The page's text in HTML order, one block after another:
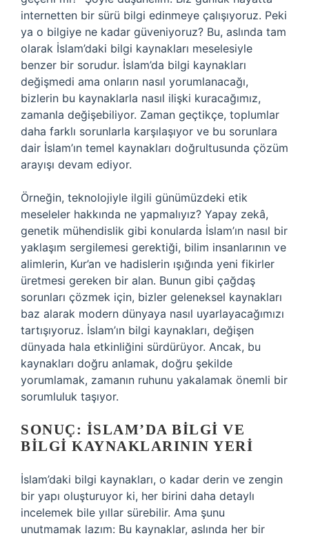
internetten bir sürü bilgi edinmeye çalışıyoruz. Peki
ya o bilgiye ne kadar güveniyoruz? Bu, aslında tam
olarak İslam’daki bilgi kaynakları meselesiyle
benzer bir sorudur. İslam’da bilgi kaynakları
değişmedi ama onların nasıl yorumlanacağı,
bizlerin bu kaynaklarla nasıl ilişki kuracağımız,
zamanla değişebiliyor. Zaman geçtikçe, toplumlar
daha farklı sorunlarla karşılaşıyor ve bu sorunlara
dair İslam’ın temel kaynakları doğrultusunda çözüm
arayışı devam ediyor.
Örneğin, teknolojiyle ilgili günümüzdeki etik
meseleler hakkında ne yapmalıyız? Yapay zekâ,
genetik mühendislik gibi konularda İslam’ın nasıl bir
yaklaşım sergilemesi gerektiği, bilim insanlarının ve
alimlerin, Kur’an ve hadislerin ışığında yeni fikirler
üretmesi gereken bir alan. Bunun gibi çağdaş
sorunları çözmek için, bizler geleneksel kaynakları
baz alarak modern dünyaya nasıl uyarlayacağımızı
tartışıyoruz. İslam’ın bilgi kaynakları, değişen
dünyada hala etkinliğini sürdürüyor. Ancak, bu
kaynakları doğru anlamak, doğru şekilde
yorumlamak, zamanın ruhunu yakalamak önemli bir
sorumluluk taşıyor.
SONUÇ: İSLAM’DA BILGI VE
BILGI KAYNAKLARININ YERI
İslam’daki bilgi kaynakları, o kadar derin ve zengin
bir yapı oluşturuyor ki, her birini daha detaylı
incelemek bile yıllar sürebilir. Ama şunu
unutmamak lazım: Bu kaynaklar, aslında her bir